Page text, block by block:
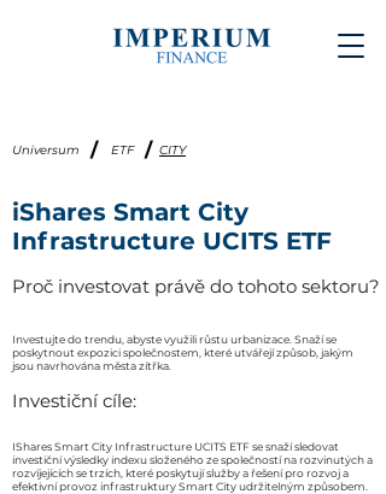
Universum / ETF / CITY
iShares Smart City
Infrastructure UCITS ETF
Proč investovat právě do tohoto sektoru?
Investujte do trendu, abyste využili růstu urbanizace. Snaží se
poskytnout expozici společnostem, které utvářejí způsob, jakým
jsou navrhována města zítřka.
Investiční cíle:
IShares Smart City Infrastructure UCITS ETF se snaží sledovat
investiční výsledky indexu složeného ze společností na rozvinutých a
rozvíjejících se trzích, které poskytují služby a řešení pro rozvoj a
efektivní provoz infrastruktury Smart City udržitelným způsobem.